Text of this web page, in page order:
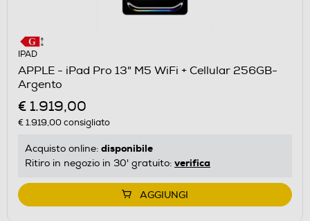
IPAD
APPLE - iPad Pro 13" M5 WiFi + Cellular 256GB-
Argento
€ 1.919,00
€ 1.919,00consigliato
Acquisto online: disponibile
Ritiro in negozio in 30' gratuito: verifica
AGGIUNGI